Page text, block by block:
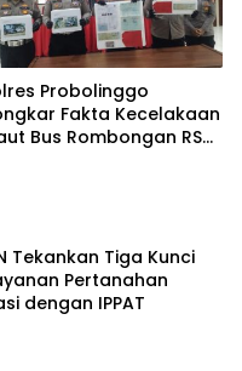
Probolinggo
Fakta Kecelakaan
Bus Rombongan RS
Tekankan Tiga Kunci
Pertanahan
dengan IPPAT